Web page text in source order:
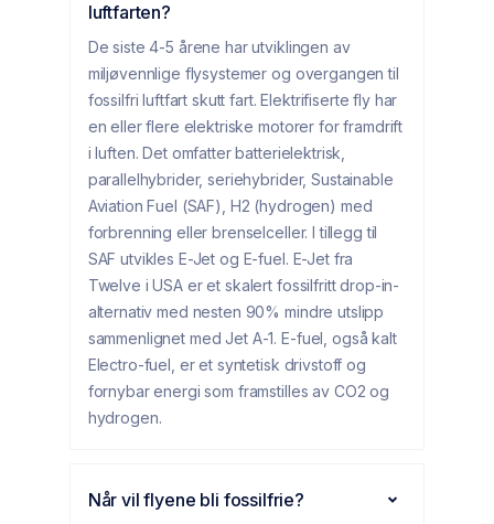
luftfarten?
De siste 4-5 årene har utviklingen av
miljøvennlige flysystemer og overgangen til
fossilfri luftfart skutt fart. Elektrifiserte fly har
en eller flere elektriske motorer for framdrift
i luften. Det omfatter batterielektrisk,
parallelhybrider, seriehybrider, Sustainable
Aviation Fuel (SAF), H2 (hydrogen) med
forbrenning eller brenselceller. I tillegg til
SAF utvikles E-Jet og E-fuel. E-Jet fra
Twelve i USA er et skalert fossilfritt drop-in-
alternativ med nesten 90% mindre utslipp
sammenlignet med Jet A-1. E-fuel, også kalt
Electro-fuel, er et syntetisk drivstoff og
fornybar energi som framstilles av CO2 og
hydrogen.
Når vil flyene bli fossilfrie?